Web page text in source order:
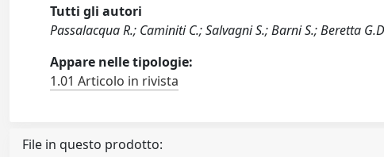
Tutti gli autori
Passalacqua R.; Caminiti C.; Salvagni S.; Barni S.; Beretta
Appare nelle tipologie:
1.01 Articolo in rivista
File in questo prodotto: